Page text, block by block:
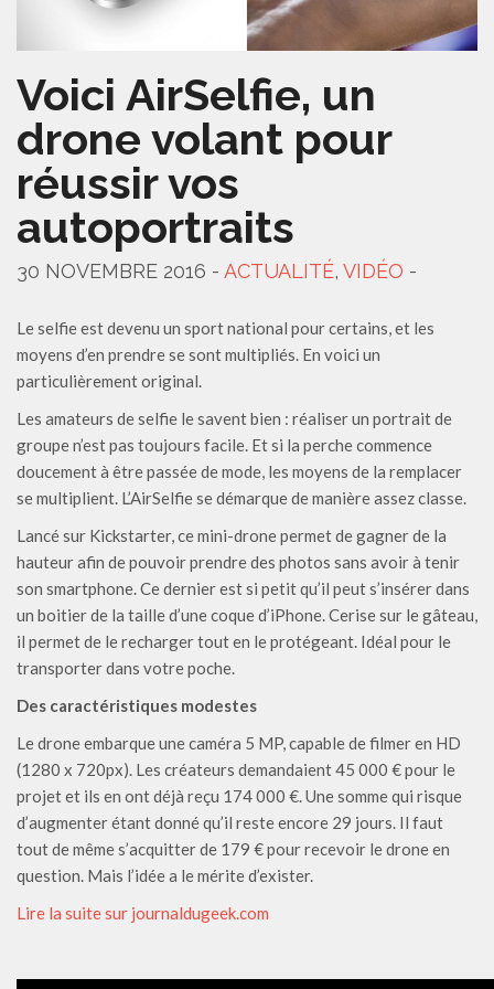
Voici AirSelfie, un
drone volant pour
réussir vos
autoportraits
30 NOVEMBRE 2016 - ACTUALITÉ, VIDÉO -
Le selfie est devenu un sport national pour certains, et les
moyens d’en prendre se sont multipliés. En voici un
particulièrement original.
Les amateurs de selfie le savent bien : réaliser un portrait de
groupe n’est pas toujours facile. Et si la perche commence
doucement à être passée de mode, les moyens de la remplacer
se multiplient. L’AirSelfie se démarque de manière assez classe.
Lancé sur Kickstarter, ce mini-drone permet de gagner de la
hauteur afin de pouvoir prendre des photos sans avoir à tenir
son smartphone. Ce dernier est si petit qu’il peut s’insérer dans
un boitier de la taille d’une coque d’iPhone. Cerise sur le gâteau,
il permet de le recharger tout en le protégeant. Idéal pour le
transporter dans votre poche.
Des caractéristiques modestes
Le drone embarque une caméra 5 MP, capable de filmer en HD
(1280 x 720px). Les créateurs demandaient 45 000 € pour le
projet et ils en ont déjà reçu 174 000 €. Une somme qui risque
d’augmenter étant donné qu’il reste encore 29 jours. Il faut
tout de même s’acquitter de 179 € pour recevoir le drone en
question. Mais l’idée a le mérite d’exister.
Lire la suite sur journaldugeek.com